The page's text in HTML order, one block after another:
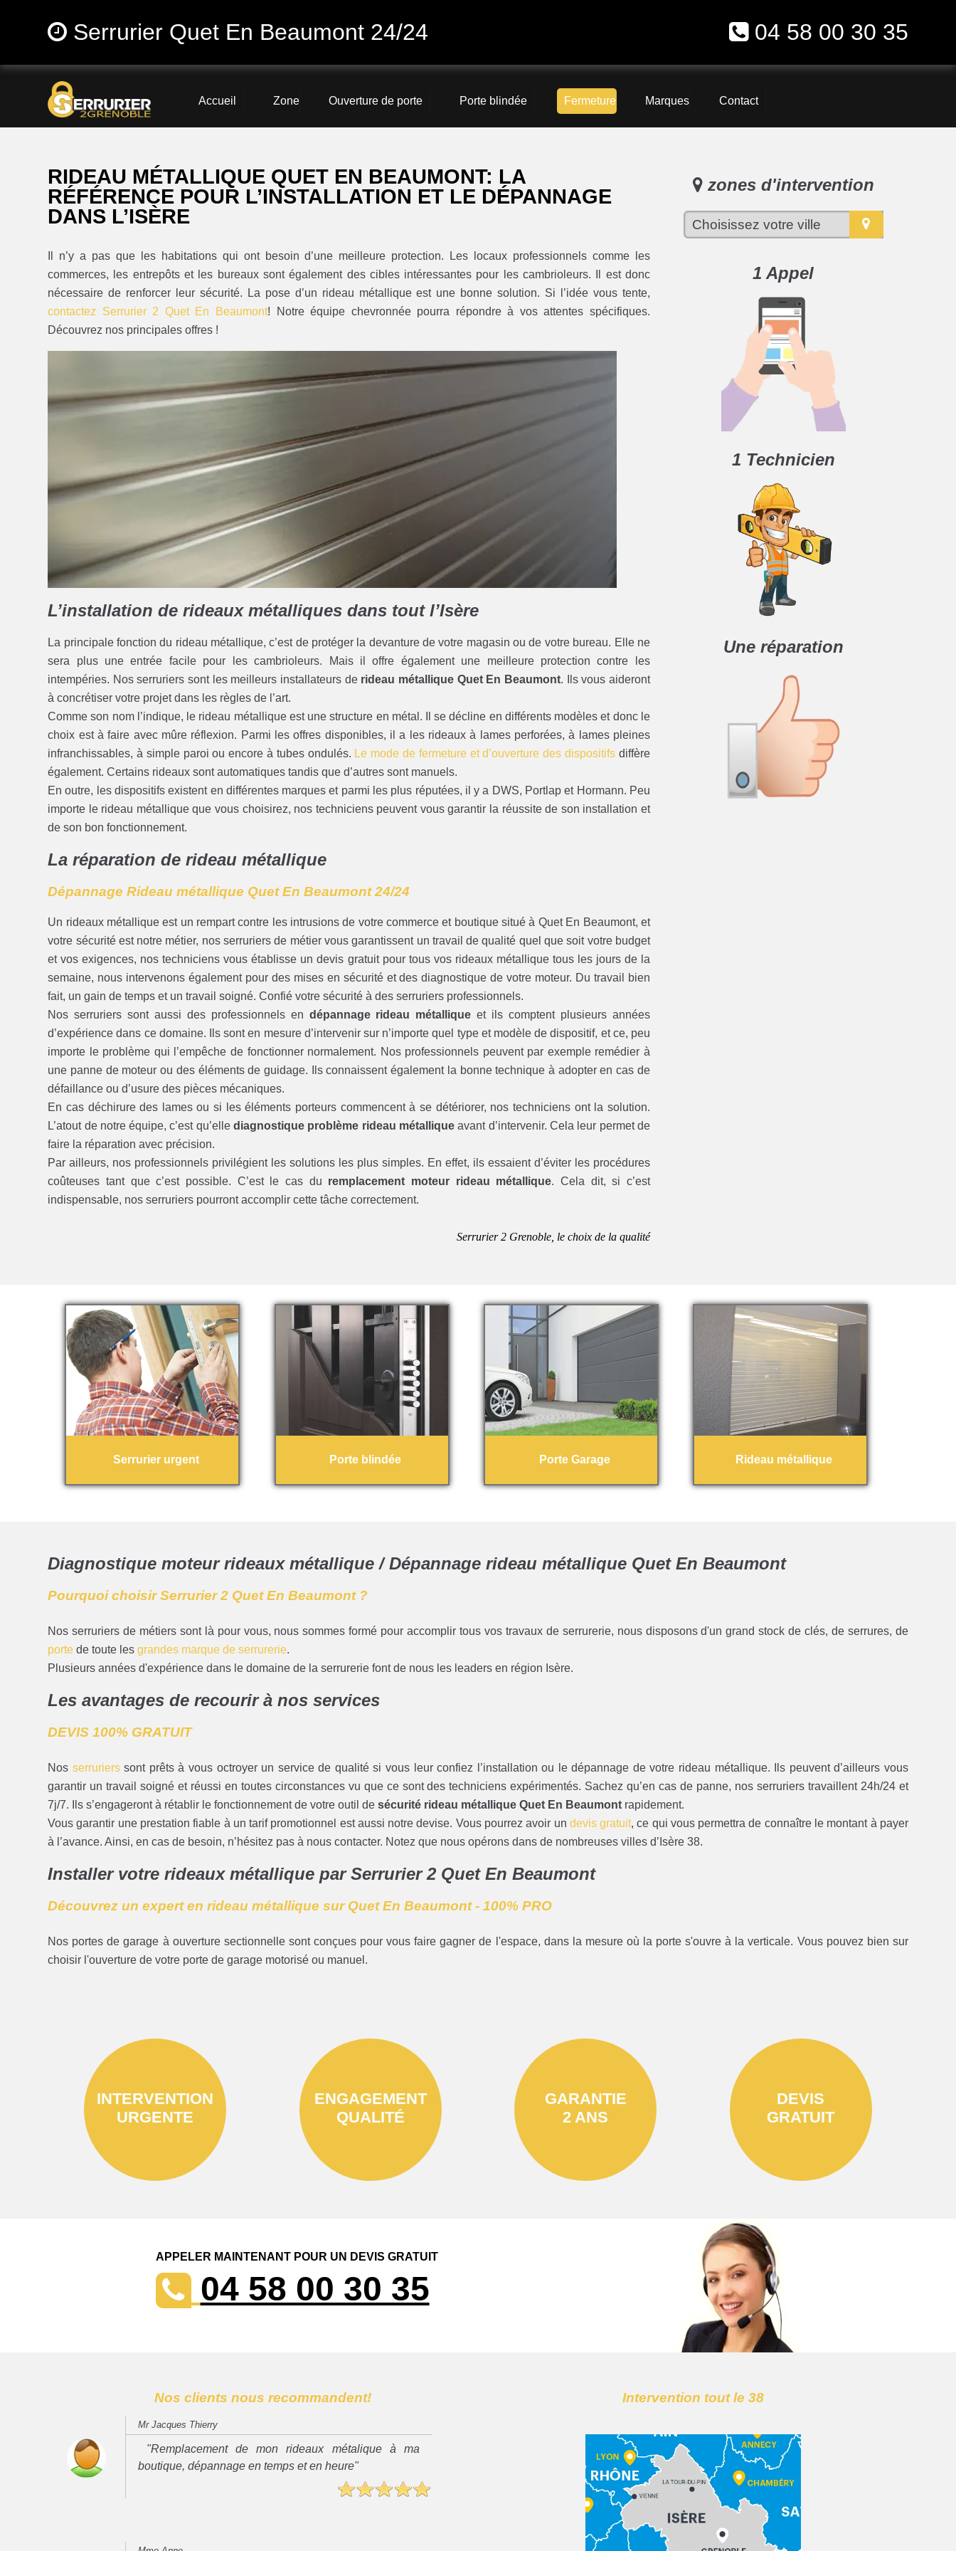
Serrurier Quet En Beaumont 24/24 04 58 00 30 35
Accueil Zone Ouverture de porte Porte blindée Fermeture Marques Contact
RIDEAU MÉTALLIQUE QUET EN BEAUMONT: LA
RÉFÉRENCE POUR L’INSTALLATION ET LE DÉPANNAGE
DANS L’ISÈRE
Il n’y a pas que les habitations qui ont besoin d’une meilleure protection. Les locaux professionnels comme les
commerces, les entrepôts et les bureaux sont également des cibles intéressantes pour les cambrioleurs. Il est donc
nécessaire de renforcer leur sécurité. La pose d’un rideau métallique est une bonne solution. Si l’idée vous tente,
contactez Serrurier 2 Quet En Beaumont! Notre équipe chevronnée pourra répondre à vos attentes spécifiques.
Découvrez nos principales offres !
L’installation de rideaux métalliques dans tout l’Isère
La principale fonction du rideau métallique, c’est de protéger la devanture de votre magasin ou de votre bureau. Elle ne
sera plus une entrée facile pour les cambrioleurs. Mais il offre également une meilleure protection contre les
intempéries. Nos serruriers sont les meilleurs installateurs de rideau métallique Quet En Beaumont. Ils vous aideront
à concrétiser votre projet dans les règles de l’art.
Comme son nom l’indique, le rideau métallique est une structure en métal. Il se décline en différents modèles et donc le
choix est à faire avec mûre réflexion. Parmi les offres disponibles, il a les rideaux à lames perforées, à lames pleines
infranchissables, à simple paroi ou encore à tubes ondulés. Le mode de fermeture et d’ouverture des dispositifs diffère
également. Certains rideaux sont automatiques tandis que d’autres sont manuels.
En outre, les dispositifs existent en différentes marques et parmi les plus réputées, il y a DWS, Portlap et Hormann. Peu
importe le rideau métallique que vous choisirez, nos techniciens peuvent vous garantir la réussite de son installation et
de son bon fonctionnement.
La réparation de rideau métallique
Dépannage Rideau métallique Quet En Beaumont 24/24
Un rideaux métallique est un rempart contre les intrusions de votre commerce et boutique situé à Quet En Beaumont, et
votre sécurité est notre métier, nos serruriers de métier vous garantissent un travail de qualité quel que soit votre budget
et vos exigences, nos techniciens vous établisse un devis gratuit pour tous vos rideaux métallique tous les jours de la
semaine, nous intervenons également pour des mises en sécurité et des diagnostique de votre moteur. Du travail bien
fait, un gain de temps et un travail soigné. Confié votre sécurité à des serruriers professionnels.
Nos serruriers sont aussi des professionnels en dépannage rideau métallique et ils comptent plusieurs années
d’expérience dans ce domaine. Ils sont en mesure d’intervenir sur n’importe quel type et modèle de dispositif, et ce, peu
importe le problème qui l’empêche de fonctionner normalement. Nos professionnels peuvent par exemple remédier à
une panne de moteur ou des éléments de guidage. Ils connaissent également la bonne technique à adopter en cas de
défaillance ou d’usure des pièces mécaniques.
En cas déchirure des lames ou si les éléments porteurs commencent à se détériorer, nos techniciens ont la solution.
L’atout de notre équipe, c’est qu’ellediagnostique problème rideau métallique avant d’intervenir. Cela leur permet de
faire la réparation avec précision.
Par ailleurs, nos professionnels privilégient les solutions les plus simples. En effet, ils essaient d’éviter les procédures
coûteuses tant que c’est possible. C’est le cas du remplacement moteur rideau métallique. Cela dit, si c’est
indispensable, nos serruriers pourront accomplir cette tâche correctement.
Serrurier 2 Grenoble, le choix de la qualité
zones d'intervention
1 Appel
1 Technicien
Une réparation
Serrurier urgent Porte blindée Porte Garage Rideau métallique
Diagnostique moteur rideaux métallique / Dépannage rideau métallique Quet En Beaumont
Pourquoi choisir Serrurier 2 Quet En Beaumont ?
Nos serruriers de métiers sont là pour vous, nous sommes formé pour accomplir tous vos travaux de serrurerie, nous disposons d'un grand stock de clés, de serrures, de
porte de toute lesgrandes marque de serrurerie.
Plusieurs années d'expérience dans le domaine de la serrurerie font de nous les leaders en région Isère.
Les avantages de recourir à nos services
DEVIS 100% GRATUIT
Nos serrurierssont prêts à vous octroyer un service de qualité si vous leur confiez l’installation ou le dépannage de votre rideau métallique. Ils peuvent d’ailleurs vous
garantir un travail soigné et réussi en toutes circonstances vu que ce sont des techniciens expérimentés. Sachez qu’en cas de panne, nos serruriers travaillent 24h/24 et
7j/7. Ils s’engageront à rétablir le fonctionnement de votre outil desécurité rideau métallique Quet En Beaumont rapidement.
Vous garantir une prestation fiable à un tarif promotionnel est aussi notre devise. Vous pourrez avoir un devis gratuit, ce qui vous permettra de connaître le montant à payer
à l’avance. Ainsi, en cas de besoin, n’hésitez pas à nous contacter. Notez que nous opérons dans de nombreuses villes d’Isère 38.
Installer votre rideaux métallique par Serrurier 2 Quet En Beaumont
Découvrez un expert en rideau métallique sur Quet En Beaumont - 100% PRO
Nos portes de garage à ouverture sectionnelle sont conçues pour vous faire gagner de l'espace, dans la mesure où la porte s'ouvre à la verticale. Vous pouvez bien sur
choisir l'ouverture de votre porte de garage motorisé ou manuel.
INTERVENTION
URGENTE
ENGAGEMENT
QUALITÉ
GARANTIE
2 ANS
DEVIS
GRATUIT
APPELER MAINTENANT POUR UN DEVIS GRATUIT
04 58 00 30 35
Nos clients nous recommandent!
Mr Jacques Thierry
"Remplacement de mon rideaux métalique à ma
boutique, dépannage en temps et en heure"
Intervention tout le 38